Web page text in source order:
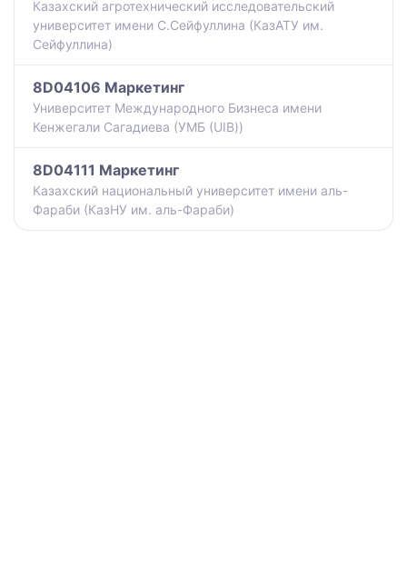
Казахский агротехнический исследовательский
университет имени С.Сейфуллина (КазАТУ им.
Сейфуллина)
8D04106 Маркетинг
Университет Международного Бизнеса имени
Кенжегали Сагадиева (УМБ (UIB))
8D04111 Маркетинг
Казахский национальный университет имени аль-
Фараби (КазНУ им. аль-Фараби)